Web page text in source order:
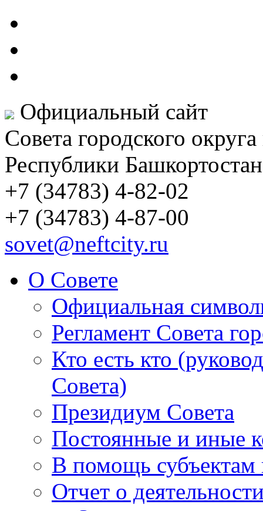
Официальный сайт
Совета городского
Республики Башкортостан
+7 (34783) 4-82-02
+7 (34783) 4-87-00
sovet@neftcity.ru
О Совете
Официальная
Регламент Совета
Кто есть кто
Совета)
Президиум Совета
Постоянные и иные
В помощь субъектам
Отчет о